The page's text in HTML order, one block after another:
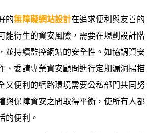
的無障礙網站設計在追求便利與友善的
能衍生的資安風險，需要在規劃設計階
並持續監控網站的安全性。如協調資安
、委請專業資安顧問進行定期漏洞掃描
又便利的網路環境需要公私部門共同努
與保障資安之間取得平衡，使所有人都
的便利。